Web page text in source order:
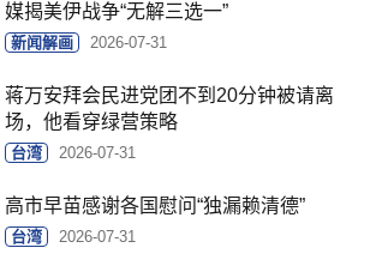
媒揭美伊战争“无解三选一”
新闻解画 2026-07-31
蒋万安拜会民进党团不到20分钟被请离
场，他看穿绿营策略
台湾 2026-07-31
高市早苗感谢各国慰问“独漏赖清德”
台湾 2026-07-31